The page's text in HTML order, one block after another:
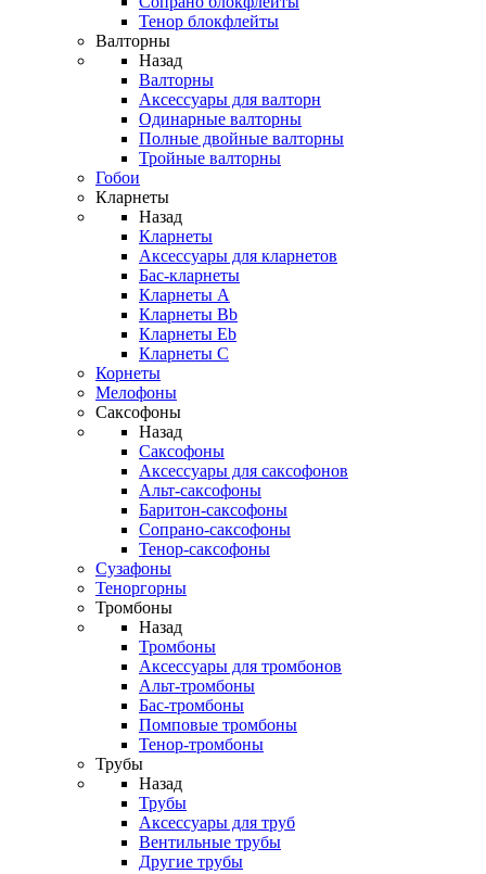
Тенор блокфлейты
Валторны
Назад
Валторны
Аксессуары для валторн
Одинарные валторны
Полные двойные валторны
Тройные валторны
Гобои
Кларнеты
Назад
Кларнеты
Аксессуары для кларнетов
Бас-кларнеты
Кларнеты A
Кларнеты Bb
Кларнеты Eb
Кларнеты С
Корнеты
Мелофоны
Саксофоны
Назад
Саксофоны
Аксессуары для саксофонов
Альт-саксофоны
Баритон-саксофоны
Сопрано-саксофоны
Тенор-саксофоны
Сузафоны
Теноргорны
Тромбоны
Назад
Тромбоны
Аксессуары для тромбонов
Альт-тромбоны
Бас-тромбоны
Помповые тромбоны
Тенор-тромбоны
Трубы
Назад
Трубы
Аксессуары для труб
Вентильные трубы
Другие трубы